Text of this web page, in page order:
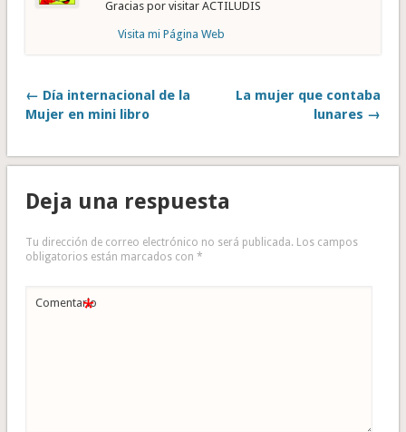
Gracias por visitar ACTILUDIS
Visita mi Página Web
← Día internacional de la
Mujer en mini libro
La mujer que contaba
lunares →
Deja una respuesta
Tu dirección de correo electrónico no será publicada. Los campos
obligatorios están marcados con *
Comentario
*